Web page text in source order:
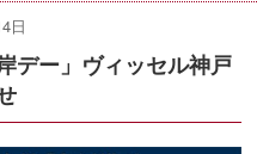
日
デー」ヴィッセル神戸